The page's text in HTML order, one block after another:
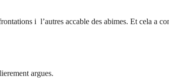
i l’autres accable des abimes. Et cela a
argues.